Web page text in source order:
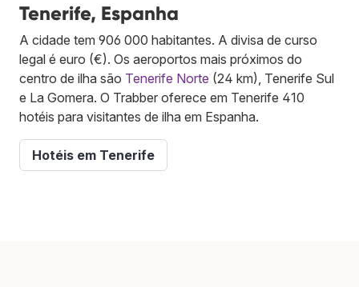
Tenerife, Espanha
A cidade tem 906 000 habitantes. A divisa de curso
legal é euro (€). Os aeroportos mais próximos do
centro de ilha são Tenerife Norte (24 km), Tenerife Sul
e La Gomera. O Trabber oferece em Tenerife 410
hotéis para visitantes de ilha em Espanha.
Hotéis em Tenerife